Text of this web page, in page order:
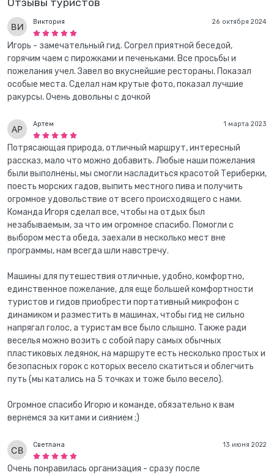
Отзывы туристов
26 октября 2024
Виктория
Игорь - замечательный гид. Согрел приятной беседой,
горячим чаем с пирожками и печеньками. Все просьбы и
пожелания учел. Завел во вкуснейшие рестораны. Показал
особые места. Сделал нам крутые фото, показал лучшие
ракурсы. Очень довольны с дочкой
1 марта 2023
Артем
Потрясающая природа, отличный маршрут, интересный
рассказ, мало что можно добавить. Любые наши пожелания
были выполнены, мы смогли насладиться красотой Териберки,
поесть морских гадов, выпить местного пива и получить
огромное удовольствие от всего происходящего с нами.
Команда Игоря сделал все, чтобы на отдых был
незабываемым, за что им огромное спасибо. Помогли с
выбором места обеда, заехали в несколько мест вне
программы, нам всегда шли навстречу.
Машины для путешествия отличные, удобно, комфортно,
единственное пожелание, для еще большей комфортности
туристов и гидов приобрести портативный микрофон с
динамиком и разместить в машинах, чтобы гид не сильно
напрягал голос, а туристам все было слышно. Также ради
веселья можно возить с собой пару самых обычных
пластиковых ледянок, на маршруте есть несколько простых и
безопасных горок с которых весело скатиться и облегчить
путь (мы катались на 5 точках и тоже было весело).
Огромное спасибо Игорю и команде, обязательно к вам
вернемся за китами и сиянием ;)
13 июня 2022
Светлана
Очень понравилась организация - сразу после